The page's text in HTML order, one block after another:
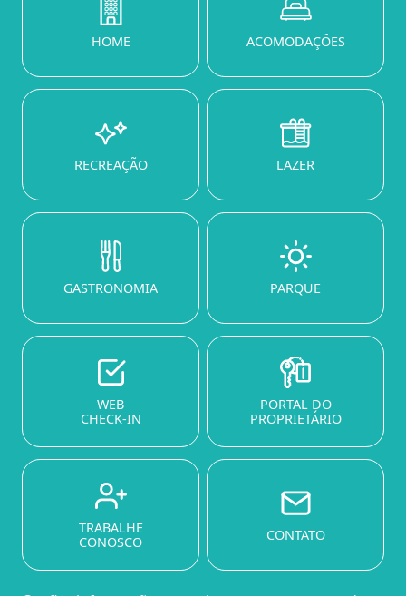
HOME ACOMODAÇÕES
RECREAÇÃO LAZER
GASTRONOMIA PARQUE
WEB
CHECK-IN
PORTAL DO
PROPRIETÁRIO
TRABALHE
CONOSCO
CONTATO